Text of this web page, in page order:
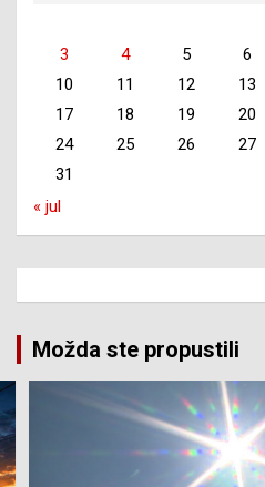
3
4 5 6
10
11 12 13
17
18 19 20
24
25 26 27
31
« jul
Možda ste propustili